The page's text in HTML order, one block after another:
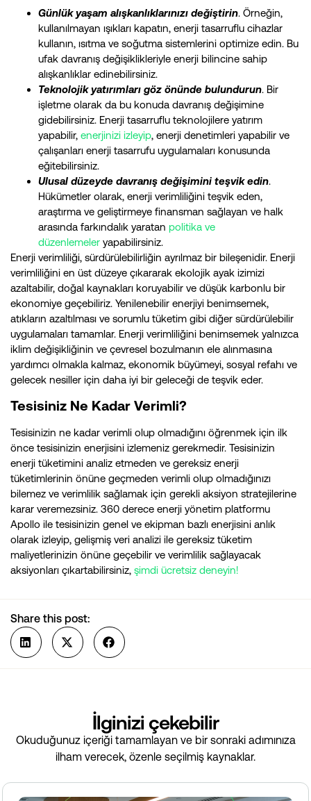
Günlük yaşam alışkanlıklarınızı değiştirin. Örneğin,
kullanılmayan ışıkları kapatın, enerji tasarruflu cihazlar
kullanın, ısıtma ve soğutma sistemlerini optimize edin. Bu
ufak davranış değişiklikleriyle enerji bilincine sahip
alışkanlıklar edinebilirsiniz.
Teknolojik yatırımları göz önünde bulundurun. Bir
işletme olarak da bu konuda davranış değişimine
gidebilirsiniz. Enerji tasarruflu teknolojilere yatırım
yapabilir, enerjinizi izleyip, enerji denetimleri yapabilir ve
çalışanları enerji tasarrufu uygulamaları konusunda
eğitebilirsiniz.
Ulusal düzeyde davranış değişimini teşvik edin.
Hükümetler olarak, enerji verimliliğini teşvik eden,
araştırma ve geliştirmeye finansman sağlayan ve halk
arasında farkındalık yaratan politika ve
düzenlemeler yapabilirsiniz.
Enerji verimliliği, sürdürülebilirliğin ayrılmaz bir bileşenidir. Enerji
verimliliğini en üst düzeye çıkararak ekolojik ayak izimizi
azaltabilir, doğal kaynakları koruyabilir ve düşük karbonlu bir
ekonomiye geçebiliriz. Yenilenebilir enerjiyi benimsemek,
atıkların azaltılması ve sorumlu tüketim gibi diğer sürdürülebilir
uygulamaları tamamlar. Enerji verimliliğini benimsemek yalnızca
iklim değişikliğinin ve çevresel bozulmanın ele alınmasına
yardımcı olmakla kalmaz, ekonomik büyümeyi, sosyal refahı ve
gelecek nesiller için daha iyi bir geleceği de teşvik eder.
Tesisiniz Ne Kadar Verimli?
Tesisinizin ne kadar verimli olup olmadığını öğrenmek için ilk
önce tesisinizin enerjisini izlemeniz gerekmedir. Tesisinizin
enerji tüketimini analiz etmeden ve gereksiz enerji
tüketimlerinin önüne geçmeden verimli olup olmadığınızı
bilemez ve verimlilik sağlamak için gerekli aksiyon stratejilerine
karar veremezsiniz. 360 derece enerji yönetim platformu
Apollo ile tesisinizin genel ve ekipman bazlı enerjisini anlık
olarak izleyip, gelişmiş veri analizi ile gereksiz tüketim
maliyetlerinizin önüne geçebilir ve verimlilik sağlayacak
aksiyonları çıkartabilirsiniz, şimdi ücretsiz deneyin!
Share this post:
İlginizi çekebilir
Okuduğunuz içeriği tamamlayan ve bir sonraki adımınıza
ilham verecek, özenle seçilmiş kaynaklar.